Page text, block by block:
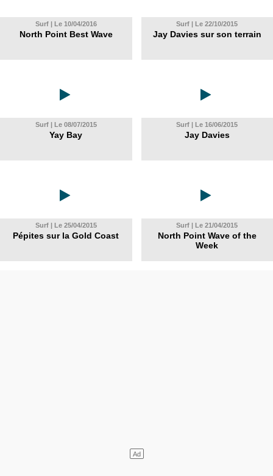
Surf | Le 10/04/2016
North Point Best Wave
Surf | Le 22/10/2015
Jay Davies sur son terrain
Surf | Le 08/07/2015
Yay Bay
Surf | Le 16/06/2015
Jay Davies
Surf | Le 25/04/2015
Pépites sur la Gold Coast
Surf | Le 21/04/2015
North Point Wave of the
Week